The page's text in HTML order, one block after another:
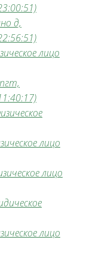
д,
лицо
лицо
лицо
лицо